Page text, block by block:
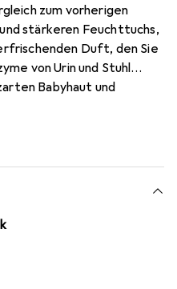
zum vorherigen
stärkeren Feuchttuchs,
Duft, den Sie
von Urin und Stuhl
Babyhaut und
eine spezielle
Wasser. Pampers Fresh
getestet und
Alliance bestätigt. Da
für die empfindliche